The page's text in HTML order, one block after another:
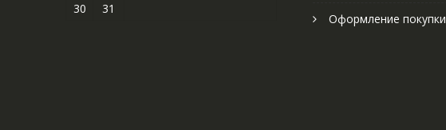
30
31
Оформление покупки